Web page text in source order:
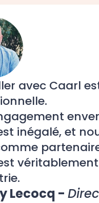
avec Caarl
inégalé, et
Lecocq -